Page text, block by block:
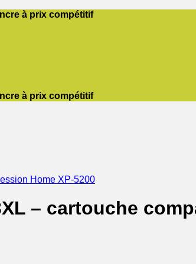
à prix compétitif
à prix compétitif
Home XP-5200
– cartouche